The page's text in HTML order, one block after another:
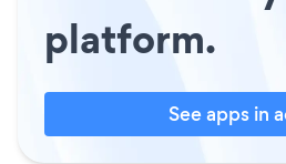
platform.
See apps in